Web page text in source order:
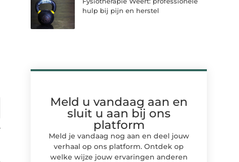
hulp bij pijn en herstel
Meld u vandaag aan en
sluit u aan bij ons
platform
Meld je vandaag nog aan en deel jouw
verhaal op ons platform. Ontdek op
welke wijze jouw ervaringen anderen